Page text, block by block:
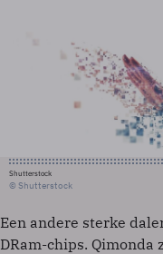
Shutterstock
© Shutterstock
Een andere sterke
DRam-chips. Qimonda